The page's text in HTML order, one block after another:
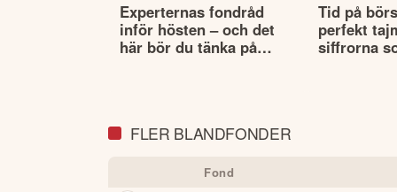
Experternas fondråd
inför hösten – och det
här bör du tänka på
Tid på
perfekt
siffrorna
FLER BLANDFONDER
Fond